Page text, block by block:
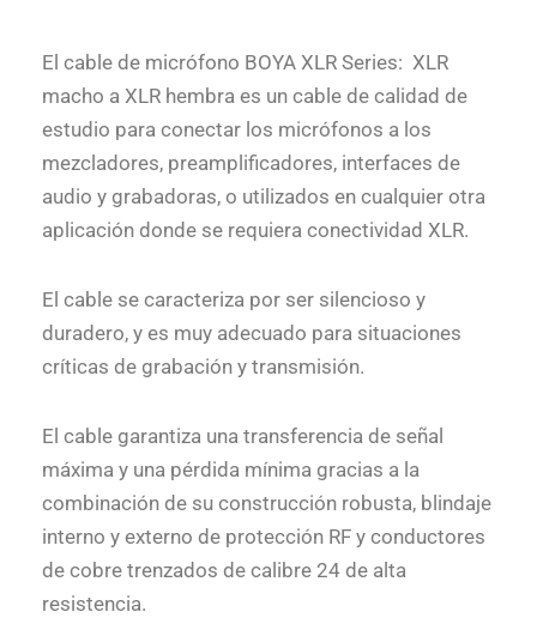
El cable de micrófono BOYA XLR Series: XLR
macho a XLR hembra es un cable de calidad de
estudio para conectar los micrófonos a los
mezcladores, preamplificadores, interfaces de
audio y grabadoras, o utilizados en cualquier otra
aplicación donde se requiera conectividad XLR.
El cable se caracteriza por ser silencioso y
duradero, y es muy adecuado para situaciones
críticas de grabación y transmisión.
El cable garantiza una transferencia de señal
máxima y una pérdida mínima gracias a la
combinación de su construcción robusta, blindaje
interno y externo de protección RF y conductores
de cobre trenzados de calibre 24 de alta
resistencia.